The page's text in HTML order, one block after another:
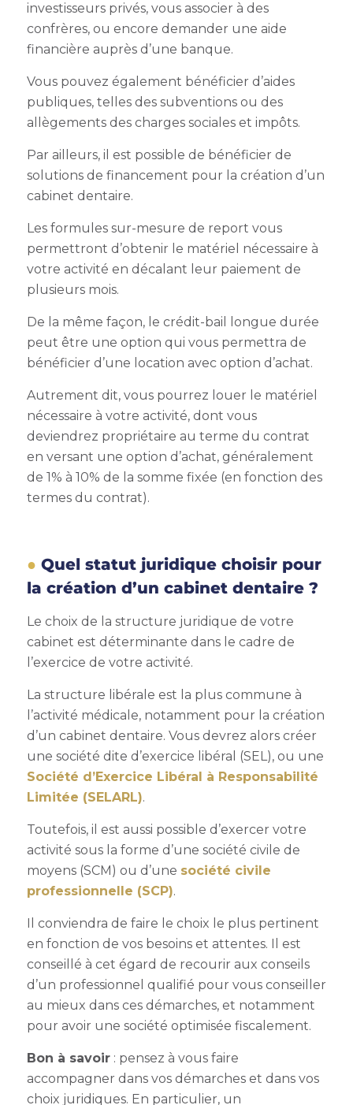
investisseurs privés, vous associer à des
confrères, ou encore demander une aide
financière auprès d’une banque.
Vous pouvez également bénéficier d’aides
publiques, telles des subventions ou des
allègements des charges sociales et impôts.
Par ailleurs, il est possible de bénéficier de
solutions de financement pour la création d’un
cabinet dentaire.
Les formules sur-mesure de report vous
permettront d’obtenir le matériel nécessaire à
votre activité en décalant leur paiement de
plusieurs mois.
De la même façon, le crédit-bail longue durée
peut être une option qui vous permettra de
bénéficier d’une location avec option d’achat.
Autrement dit, vous pourrez louer le matériel
nécessaire à votre activité, dont vous
deviendrez propriétaire au terme du contrat
en versant une option d’achat, généralement
de 1% à 10% de la somme fixée (en fonction des
termes du contrat).
Quel statut juridique choisir pour
la création d’un cabinet dentaire ?
Le choix de la structure juridique de votre
cabinet est déterminante dans le cadre de
l’exercice de votre activité.
La structure libérale est la plus commune à
l’activité médicale, notamment pour la création
d’un cabinet dentaire. Vous devrez alors créer
une société dite d’exercice libéral (SEL), ou une
Société d’Exercice Libéral à Responsabilité
Limitée (SELARL).
Toutefois, il est aussi possible d’exercer votre
activité sous la forme d’une société civile de
moyens (SCM) ou d’une société civile
professionnelle (SCP).
Il conviendra de faire le choix le plus pertinent
en fonction de vos besoins et attentes. Il est
conseillé à cet égard de recourir aux conseils
d’un professionnel qualifié pour vous conseiller
au mieux dans ces démarches, et notamment
pour avoir une société optimisée fiscalement.
Bon à savoir: pensez à vous faire
accompagner dans vos démarches et dans vos
choix juridiques. En particulier, un